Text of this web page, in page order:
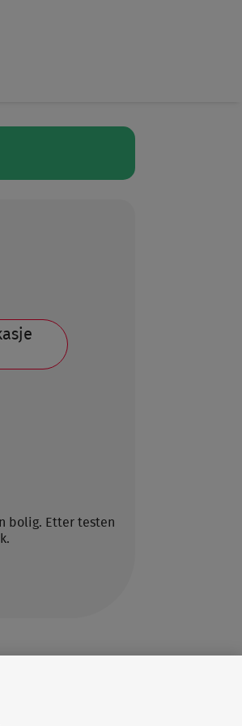
bolig. Etter testen